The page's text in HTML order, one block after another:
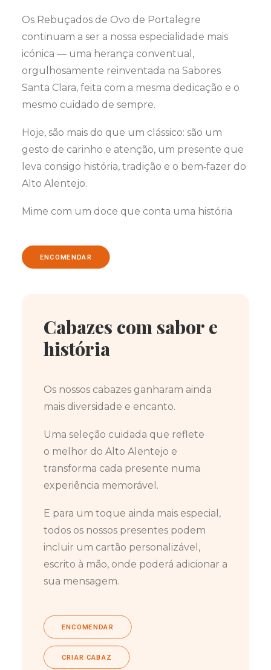
Os Rebuçados de Ovo de Portalegre
continuam a ser a nossa especialidade mais
icónica — uma herança conventual,
orgulhosamente reinventada na Sabores
Santa Clara, feita com a mesma dedicação e o
mesmo cuidado de sempre.
Hoje, são mais do que um clássico: são um
gesto de carinho e atenção, um presente que
leva consigo história, tradição e o bem‑fazer do
Alto Alentejo.
Mime com um doce que conta uma história
ENCOMENDAR
Cabazes com sabor e
história
Os nossos cabazes ganharam ainda
mais diversidade e encanto.
Uma seleção cuidada que reflete
o melhor do Alto Alentejo e
transforma cada presente numa
experiência memorável.
E para um toque ainda mais especial,
todos os nossos presentes podem
incluir um cartão personalizável,
escrito à mão, onde poderá adicionar a
sua mensagem.
ENCOMENDAR
CRIAR CABAZ